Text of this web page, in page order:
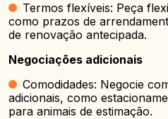
Termos flexíveis: Peça
como prazos de
de renovação antecipada.
Negociações adicionais
Comodidades: Negocie
adicionais, como
para animais de estimação.